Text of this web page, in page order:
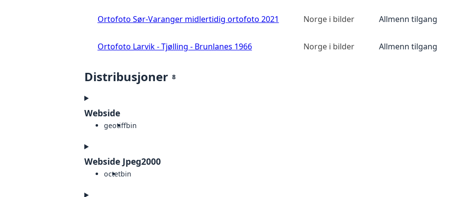
Ortofoto Sør-Varanger midlertidig ortofoto 2021 Norge i bilder Allmenn tilgang
Ortofoto Larvik - Tjølling - Brunlanes 1966 Norge i bilder Allmenn tilgang
Distribusjoner 8
Webside
geotiffbin
Webside Jpeg2000
octetbin